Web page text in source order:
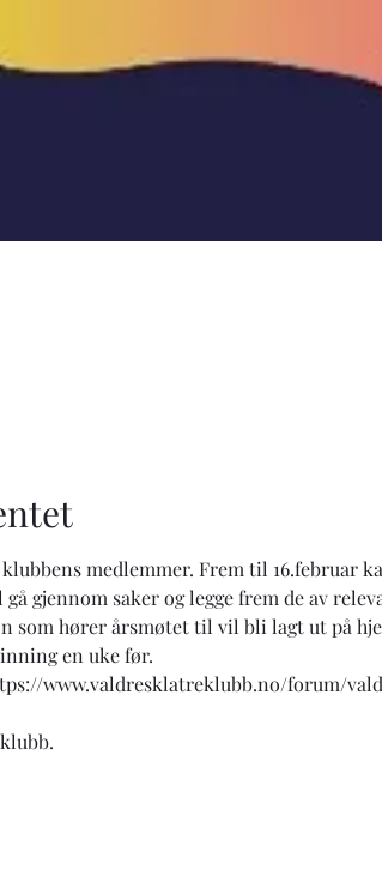
medlemmer. Frem til 16.februar
gjennom saker og legge frem de av
som hører årsmøtet til vil bli lagt ut på
en uke før.
www.valdresklatreklubb.no/forum/